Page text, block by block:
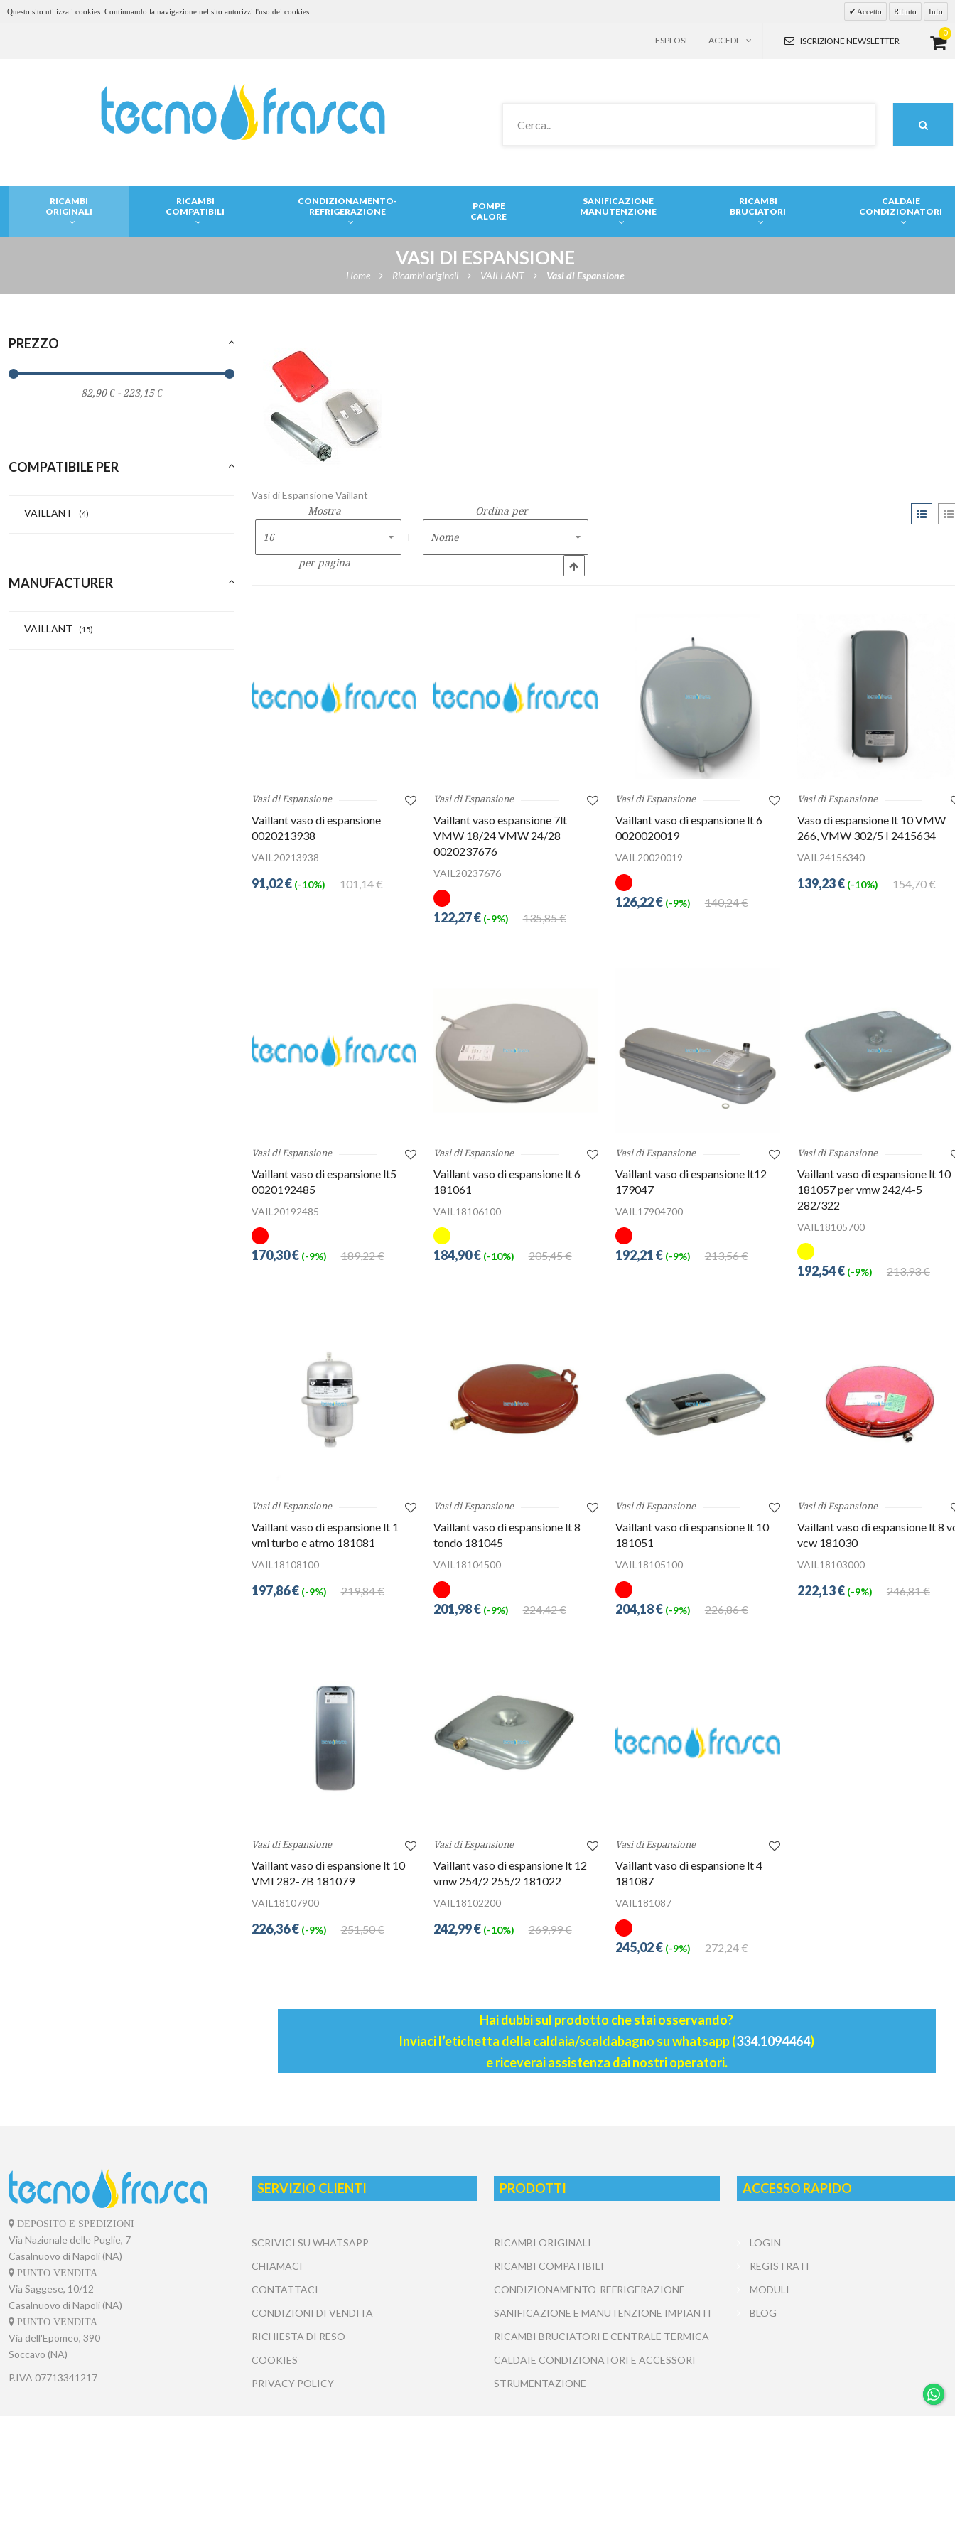
Questo sito utilizza i cookies. Continuando la navigazione nel sito autorizzi l'uso dei cookies. Accetto Rifiuto Info
0
ISCRIZIONE NEWSLETTER
ACCEDI
ESPLOSI
RICAMBI
ORIGINALI
RICAMBI
COMPATIBILI
CONDIZIONAMENTO-
REFRIGERAZIONE
POMPE
CALORE
SANIFICAZIONE
MANUTENZIONE
RICAMBI
BRUCIATORI
CALDAIE
CONDIZIONATORI
VASI DI ESPANSIONE
Home Ricambi originali VAILLANT Vasi di Espansione
PREZZO
COMPATIBILE PER
VAILLANT (4)
MANUFACTURER
VAILLANT (15)
Vasi di Espansione Vaillant
Mostra
per pagina
Ordina per
Vasi di Espansione
Vaillant vaso di espansione
0020213938
VAIL20213938
101,14 €
91,02 € (-10%)
Vasi di Espansione
Vaillant vaso espansione 7lt
VMW 18/24 VMW 24/28
0020237676
VAIL20237676
135,85 €
122,27 € (-9%)
Vasi di Espansione
Vaillant vaso di espansione lt 6
0020020019
VAIL20020019
140,24 €
126,22 € (-9%)
Vasi di Espansione
Vaso di espansione lt 10 VMW
266, VMW 302/5 I 2415634
VAIL24156340
154,70 €
139,23 € (-10%)
Vasi di Espansione
Vaillant vaso di espansione lt5
0020192485
VAIL20192485
189,22 €
170,30 € (-9%)
Vasi di Espansione
Vaillant vaso di espansione lt 6
181061
VAIL18106100
205,45 €
184,90 € (-10%)
Vasi di Espansione
Vaillant vaso di espansione lt12
179047
VAIL17904700
213,56 €
192,21 € (-9%)
Vasi di Espansione
Vaillant vaso di espansione lt 10
181057 per vmw 242/4-5
282/322
VAIL18105700
213,93 €
192,54 € (-9%)
Vasi di Espansione
Vaillant vaso di espansione lt 1
vmi turbo e atmo 181081
VAIL18108100
219,84 €
197,86 € (-9%)
Vasi di Espansione
Vaillant vaso di espansione lt 8
tondo 181045
VAIL18104500
224,42 €
201,98 € (-9%)
Vasi di Espansione
Vaillant vaso di espansione lt 10
181051
VAIL18105100
226,86 €
204,18 € (-9%)
Vasi di Espansione
Vaillant vaso di espansione lt 8
vcw 181030
VAIL18103000
246,81 €
222,13 € (-9%)
Vasi di Espansione
Vaillant vaso di espansione lt 10
VMI 282-7B 181079
VAIL18107900
251,50 €
226,36 € (-9%)
Vasi di Espansione
Vaillant vaso di espansione lt 12
vmw 254/2 255/2 181022
VAIL18102200
269,99 €
242,99 € (-10%)
Vasi di Espansione
Vaillant vaso di espansione lt 4
181087
VAIL181087
272,24 €
245,02 € (-9%)
Hai dubbi sul prodotto che stai osservando?
Inviaci l’etichetta della caldaia/scaldabagno su whatsapp (334.1094464)
e riceverai assistenza dai nostri operatori.
DEPOSITO E SPEDIZIONI
Via Nazionale delle Puglie, 7
Casalnuovo di Napoli (NA)
PUNTO VENDITA
Via Saggese, 10/12
Casalnuovo di Napoli (NA)
PUNTO VENDITA
Via dell'Epomeo, 390
Soccavo (NA)
P.IVA 07713341217
SERVIZIO CLIENTI
SCRIVICI SU WHATSAPP
CHIAMACI
CONTATTACI
CONDIZIONI DI VENDITA
RICHIESTA DI RESO
COOKIES
PRIVACY POLICY
PRODOTTI
RICAMBI ORIGINALI
RICAMBI COMPATIBILI
CONDIZIONAMENTO-REFRIGERAZIONE
SANIFICAZIONE E MANUTENZIONE IMPIANTI
RICAMBI BRUCIATORI E CENTRALE TERMICA
CALDAIE CONDIZIONATORI E ACCESSORI
STRUMENTAZIONE
ACCESSO RAPIDO
LOGIN
REGISTRATI
MODULI
BLOG